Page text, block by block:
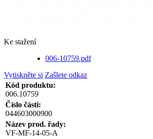
Ke stažení
006-10759.pdf
Vytiskněte si Zašlete odkaz
Kód produktu:
006.10759
Číslo části:
044603000900
Název prod. řady:
VF-MF-14-05-A